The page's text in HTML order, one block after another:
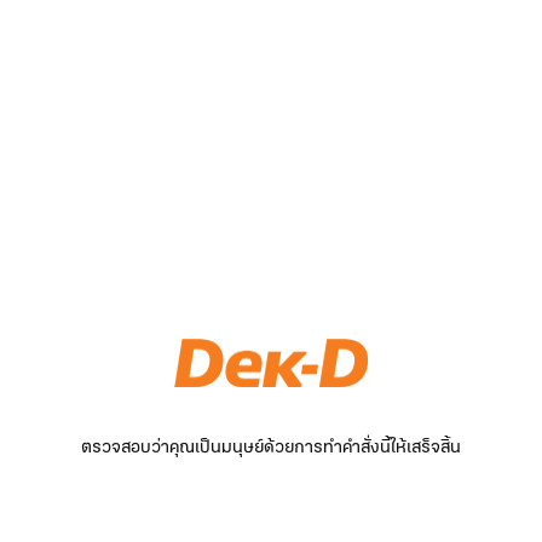
ตรวจสอบว่าคุณเป็นมนุษย์ด้วยการทำคำสั่งนี้ให้เสร็จสิ้น